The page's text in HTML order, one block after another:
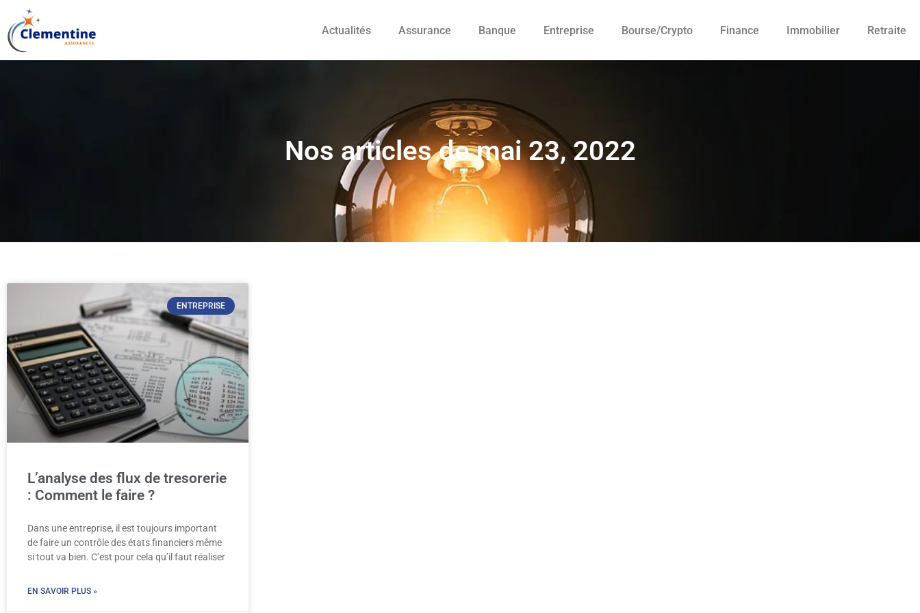
Actualités Assurance Banque Entreprise Bourse/crypto Finance Immobilier Retraite
Nos articles de mai 23, 2022
ENTREPRISE
L’analyse des flux de tresorerie
: Comment le faire ?
Dans une entreprise, il est toujours important
de faire un contrôle des états financiers même
si tout va bien. C’est pour cela qu’il faut réaliser
EN SAVOIR PLUS »